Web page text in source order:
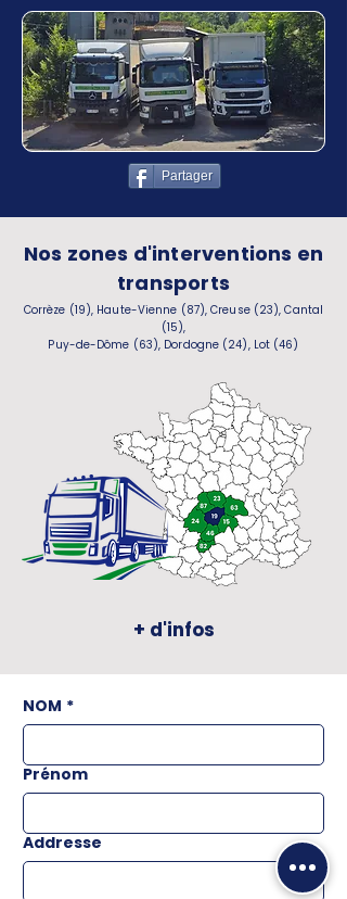
Partager
Nos zones d'interventions en
transports
Corrèze (19), Haute-Vienne (87), Creuse (23), Cantal
(15),
Puy-de-Dôme (63), Dordogne (24), Lot (46)
+ d'infos
NOM *
Prénom
Addresse